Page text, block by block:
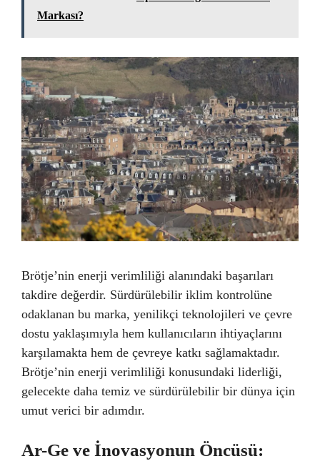
Markası?
Brötje’nin enerji verimliliği alanındaki başarıları
takdire değerdir. Sürdürülebilir iklim kontrolüne
odaklanan bu marka, yenilikçi teknolojileri ve çevre
dostu yaklaşımıyla hem kullanıcıların ihtiyaçlarını
karşılamakta hem de çevreye katkı sağlamaktadır.
Brötje’nin enerji verimliliği konusundaki liderliği,
gelecekte daha temiz ve sürdürülebilir bir dünya için
umut verici bir adımdır.
Ar-Ge ve İnovasyonun Öncüsü: